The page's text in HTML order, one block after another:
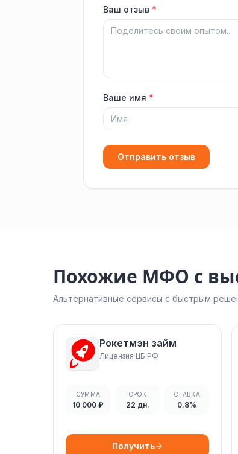
Ваш отзыв *
Ваше имя *
Отправить отзыв
Похожие МФО с
Альтернативные сервисы с быстрым
Рокетмэн займ
Лицензия ЦБ РФ
СУММА
10 000 ₽
СРОК
22 дн.
СТАВКА
0.8%
Получить